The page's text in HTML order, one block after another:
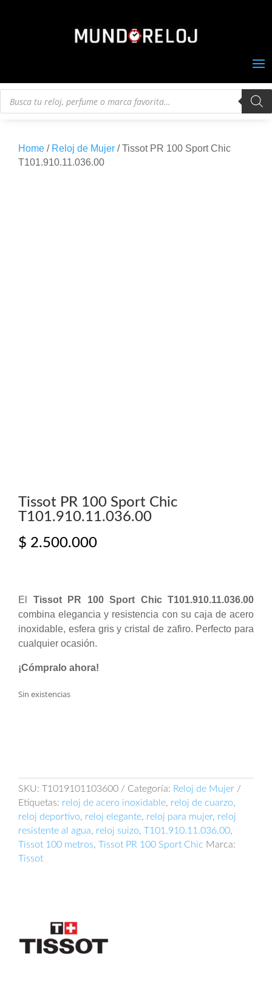
Búsqueda
Home / Reloj de Mujer / Tissot PR 100 Sport Chic
T101.910.11.036.00
Tissot PR 100 Sport Chic
T101.910.11.036.00
$ 2.500.000
El Tissot PR 100 Sport Chic T101.910.11.036.00
combina elegancia y resistencia con su caja de acero
inoxidable, esfera gris y cristal de zafiro. Perfecto para
cualquier ocasión.
¡Cómpralo ahora!
Sin existencias
SKU: T1019101103600 Categoría: Reloj de Mujer
Etiquetas: reloj de acero inoxidable, reloj de cuarzo,
reloj deportivo, reloj elegante, reloj para mujer, reloj
resistente al agua, reloj suizo, T101.910.11.036.00,
Tissot 100 metros, Tissot PR 100 Sport Chic Marca:
Tissot